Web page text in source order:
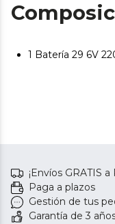
1 Batería 29 6V
¡Envíos GRATIS
Paga a plazos
Gestión de tus
Garantía de 3